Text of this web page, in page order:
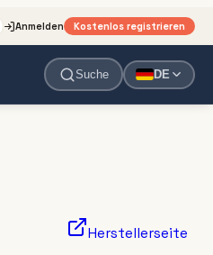
Anmelden Kostenlos registrieren
Suche DE
Herstellerseite